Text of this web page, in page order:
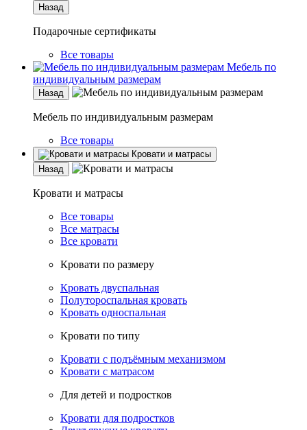
Назад
Подарочные сертификаты
Все товары
Мебель по
индивидуальным размерам
Назад
Мебель по индивидуальным размерам
Все товары
Кровати и матрасы
Назад
Кровати и матрасы
Все товары
Все матрасы
Все кровати
Кровати по размеру
Кровать двуспальная
Полутороспальная кровать
Кровать односпальная
Кровати по типу
Кровати с подъёмным механизмом
Кровати с матрасом
Для детей и подростков
Кровати для подростков